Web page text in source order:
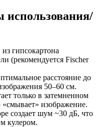
гипсокартона
(рекомендуется Fischer
расстояние до
50–60 см.
только в затемненном
изображение.
создает шум ~30 дБ, что
кулером.